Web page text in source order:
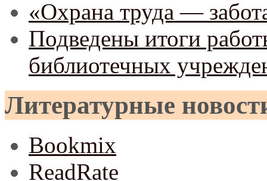
«Охрана труда —
Подведены итоги
библиотечных
Литературные
Bookmix
ReadRate